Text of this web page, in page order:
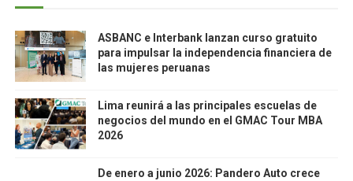
ASBANC e Interbank lanzan curso gratuito
para impulsar la independencia financiera de
las mujeres peruanas
Lima reunirá a las principales escuelas de
negocios del mundo en el GMAC Tour MBA
2026
De enero a junio 2026: Pandero Auto crece